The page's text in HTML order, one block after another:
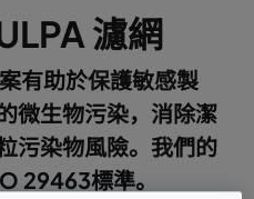
濾網
有助於保護敏感製
微生物污染，消除潔
污染物風險。我們的
29463標準。